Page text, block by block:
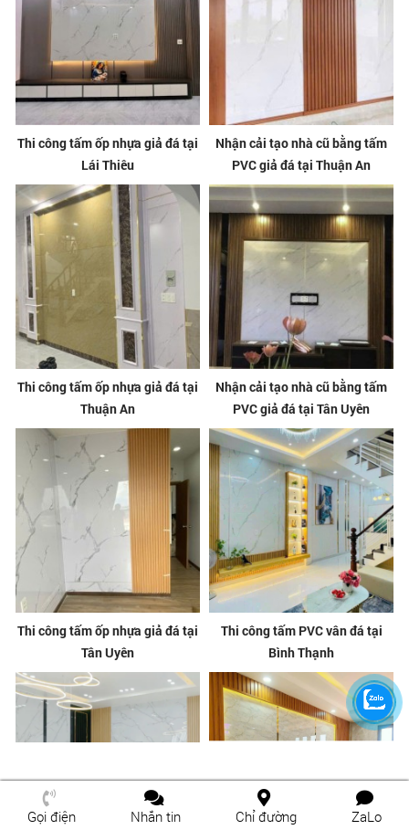
Thi công tấm ốp nhựa giả đá tại
Lái Thiêu
Nhận cải tạo nhà cũ bằng tấm
PVC giả đá tại Thuận An
Thi công tấm ốp nhựa giả đá tại
Thuận An
Nhận cải tạo nhà cũ bằng tấm
PVC giả đá tại Tân Uyên
Thi công tấm ốp nhựa giả đá tại
Tân Uyên
Thi công tấm PVC vân đá tại
Bình Thạnh
Gọi điện Nhắn tin Chỉ đường ZaLo